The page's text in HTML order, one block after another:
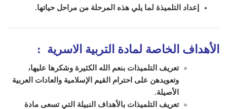
إعداد التلميذة لما يلي هذه المرحلة من مراحل حياتها.
الأهداف الخاصة لمادة التربية الاسرية :
تعريف التلميذات بنعم الله الكثيرة وشكرها عليها،
وتعويدهن على احترام القيم الإسلامية والعادات العربية
الأصيلة.
تعريف التلميذات بالأهداف النبيلة التي تسعى مادة